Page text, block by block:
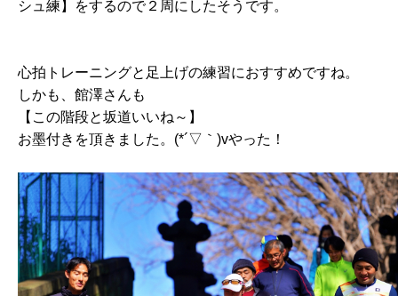
シュ練】をするので２周にしたそうです。
心拍トレーニングと足上げの練習におすすめですね。
しかも、館澤さんも
【この階段と坂道いいね～】
お墨付きを頂きました。(*´▽｀)vやった！